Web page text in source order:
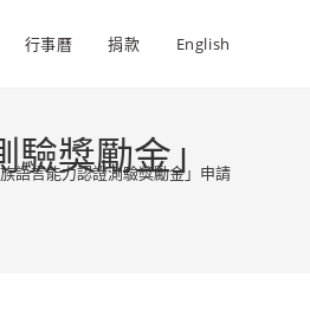
行事曆 捐款 English
驗獎勵金」
語言能力認證測驗獎勵金」申請